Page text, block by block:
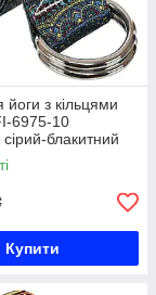
йоги з кільцями
6975-10
блакитний
10
Купити